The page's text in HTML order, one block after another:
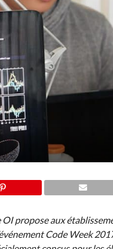
propose aux
Code Week